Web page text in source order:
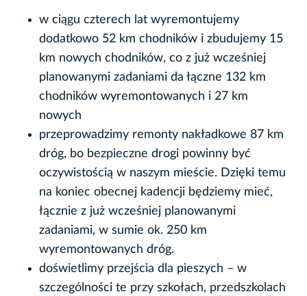
w ciągu czterech lat wyremontujemy
dodatkowo 52 km chodników i zbudujemy 15
km nowych chodników, co z już wcześniej
planowanymi zadaniami da łączne 132 km
chodników wyremontowanych i 27 km
nowych
przeprowadzimy remonty nakładkowe 87 km
dróg, bo bezpieczne drogi powinny być
oczywistością w naszym mieście. Dzięki temu
na koniec obecnej kadencji będziemy mieć,
łącznie z już wcześniej planowanymi
zadaniami, w sumie ok. 250 km
wyremontowanych dróg.
doświetlimy przejścia dla pieszych – w
szczególności te przy szkołach, przedszkolach